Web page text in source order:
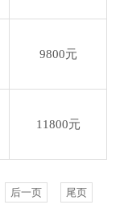
9800元
11800元
后一页 尾页